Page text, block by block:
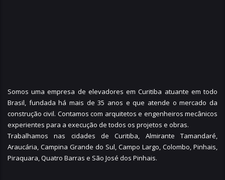
Somos uma empresa de elevadores em Curitiba atuante em todo
Brasil, fundada há mais de 35 anos e que atende o mercado da
construção civil. Contamos com arquitetos e engenheiros mecânicos
experientes para a execução de todos os projetos e obras.
Trabalhamos nas cidades de Curitiba, Almirante Tamandaré,
Araucária, Campina Grande do Sul, Campo Largo, Colombo, Pinhais,
Piraquara,Quatro Barras e São José dos Pinhais.